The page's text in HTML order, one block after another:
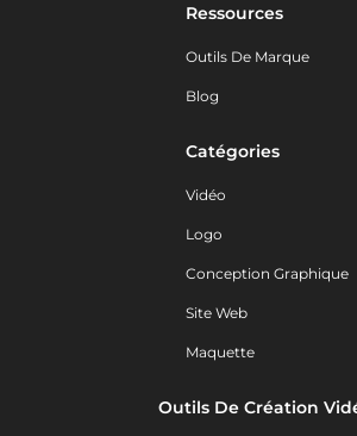
Ressources
Outils De Marque
Blog
Catégories
Vidéo
Logo
Conception Graphique
Site Web
Maquette
Outils De Création